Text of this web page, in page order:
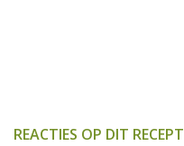
REACTIES OP DIT RECEPT